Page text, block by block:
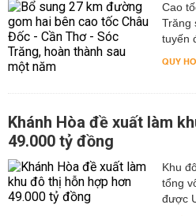
Cao
Trăng
tuyến
QUY
Khánh Hòa đề xuất làm
49.000 tỷ đồng
Khu
tổng
được